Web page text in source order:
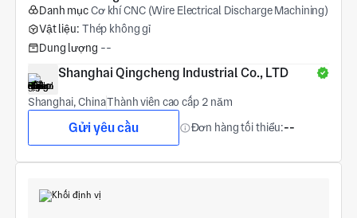
Danh mụcCơ khí CNC (Wire Electrical Discharge Machining)
Vật liệu: Thép không gỉ
Dung lượng --
Shanghai Qingcheng Industrial Co., LTD
Shanghai, ChinaThành viên cao cấp 2 năm
Gửi yêu cầu Đơn hàng tối thiểu:--